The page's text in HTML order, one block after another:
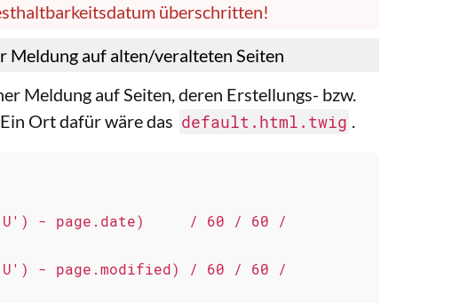
überschritten!
Meldung auf alten/veralteten Seiten
Meldung auf Seiten, deren Erstellungs- bzw.
Ort dafür wäre das default.html.twig .
- page.date)     / 60 / 60 /
- page.modified) / 60 / 60 /